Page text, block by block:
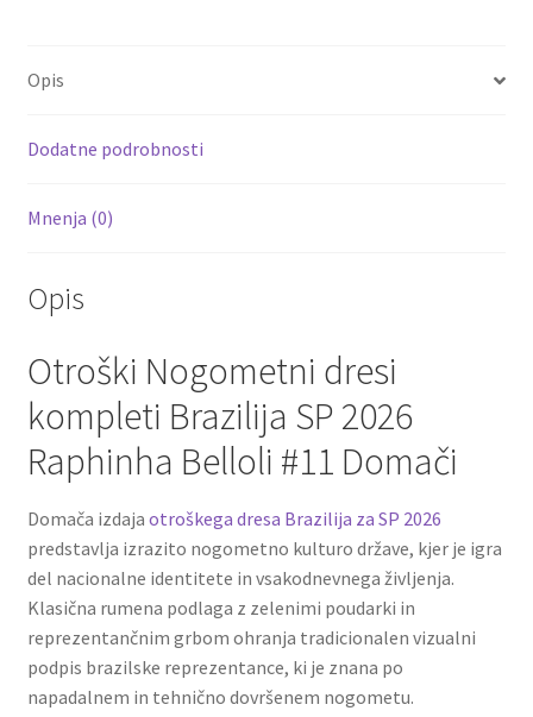
k
Opis
Dodatne podrobnosti
Mnenja (0)
Opis
Otroški Nogometni dresi
kompleti Brazilija SP 2026
Raphinha Belloli #11 Domači
Domača izdaja otroškega dresa Brazilija za SP 2026
predstavlja izrazito nogometno kulturo države, kjer je igra
del nacionalne identitete in vsakodnevnega življenja.
Klasična rumena podlaga z zelenimi poudarki in
reprezentančnim grbom ohranja tradicionalen vizualni
podpis brazilske reprezentance, ki je znana po
napadalnem in tehnično dovršenem nogometu.